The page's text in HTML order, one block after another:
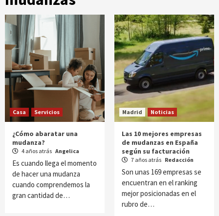
Casa Servicios
¿Cómo abaratar una
mudanza?
4 años atrás Angelica
Es cuando llega el momento
de hacer una mudanza
cuando comprendemos la
gran cantidad de…
Madrid Noticias
Las 10 mejores empresas
de mudanzas en España
según su facturación
7 años atrás Redacción
Son unas 169 empresas se
encuentran en el ranking
mejor posicionadas en el
rubro de…